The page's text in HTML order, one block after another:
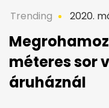
Trending 2020.
méteres sor
áruháznál